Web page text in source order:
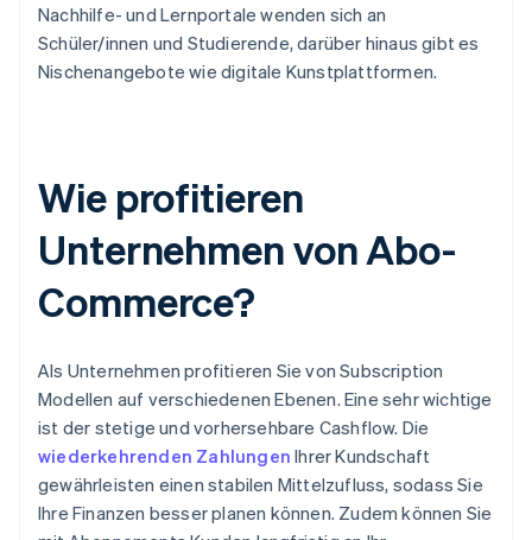
Nachhilfe- und Lernportale wenden sich an
Schüler/innen und Studierende, darüber hinaus gibt es
Nischenangebote wie digitale Kunstplattformen.
Wie profitieren
Unternehmen von Abo-
Commerce?
Als Unternehmen profitieren Sie von Subscription
Modellen auf verschiedenen Ebenen. Eine sehr wichtige
ist der stetige und vorhersehbare Cashflow. Die
wiederkehrenden Zahlungen Ihrer Kundschaft
gewährleisten einen stabilen Mittelzufluss, sodass Sie
Ihre Finanzen besser planen können. Zudem können Sie